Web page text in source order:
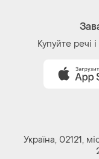
Україна, 02121,